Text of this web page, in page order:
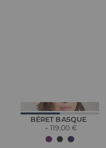
BÉRET BASQUE
119,00 €